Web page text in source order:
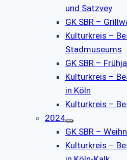
und Satzvey
GK SBR –
Kulturkreis –
Stadmuseums
GK SBR –
Kulturkreis –
in Köln
Kulturkreis –
2024
GK SBR –
Kulturkreis –